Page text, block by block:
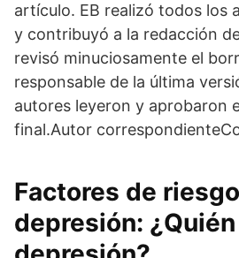
artículo. EB realizó todos los
y contribuyó a la redacción
revisó minuciosamente el
responsable de la última
autores leyeron y aprobaron
final.Autor
Factores de
depresión: